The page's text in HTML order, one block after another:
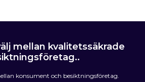
mellan kvalitetssäkrade
konsument och besiktningsföretag.